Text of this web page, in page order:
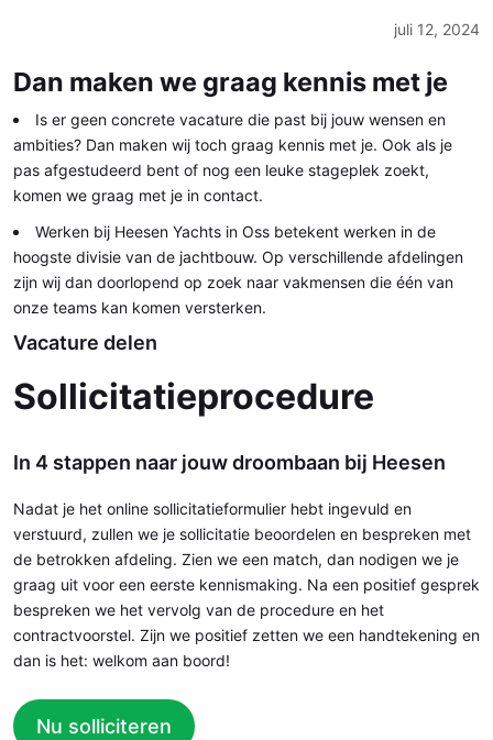
juli 12, 2024
Dan maken we graag kennis met je
Is er geen concrete vacature die past bij jouw wensen en
ambities? Dan maken wij toch graag kennis met je. Ook als je
pas afgestudeerd bent of nog een leuke stageplek zoekt,
komen we graag met je in contact.
Werken bij Heesen Yachts in Oss betekent werken in de
hoogste divisie van de jachtbouw. Op verschillende afdelingen
zijn wij dan doorlopend op zoek naar vakmensen die één van
onze teams kan komen versterken.
Vacature delen
Sollicitatieprocedure
In 4 stappen naar jouw droombaan bij Heesen
Nadat je het online sollicitatieformulier hebt ingevuld en
verstuurd, zullen we je sollicitatie beoordelen en bespreken met
de betrokken afdeling. Zien we een match, dan nodigen we je
graag uit voor een eerste kennismaking. Na een positief gesprek
bespreken we het vervolg van de procedure en het
contractvoorstel. Zijn we positief zetten we een handtekening en
dan is het: welkom aan boord!
Nu solliciteren